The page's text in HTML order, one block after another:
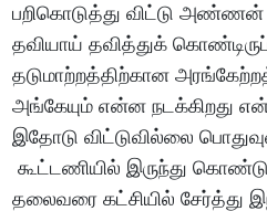
பறிகொடுத்து விட்டு
தவியாய் தவித்துக்
தடுமாற்றத்திற்கான
அங்கேயும் என்ன நடக்கிறது
இதோடு விட்டுவில்லை
கூட்டணியில் இருந்து
தலைவரை கட்சியில் சேர்த்து